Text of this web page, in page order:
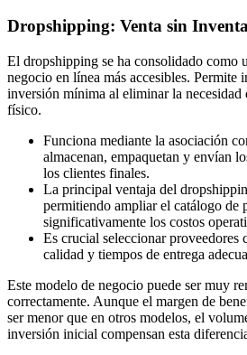
Dropshipping: Venta sin
El dropshipping se ha consolidado como
negocio en línea más accesibles. Permite
inversión mínima al eliminar la necesidad
físico.
Funciona mediante la asociación
almacenan, empaquetan y envían
los clientes finales.
La principal ventaja del
permitiendo ampliar el catálogo de
significativamente los costos
Es crucial seleccionar proveedores
calidad y tiempos de entrega
Este modelo de negocio puede ser muy
correctamente. Aunque el margen de
ser menor que en otros modelos, el
inversión inicial compensan esta